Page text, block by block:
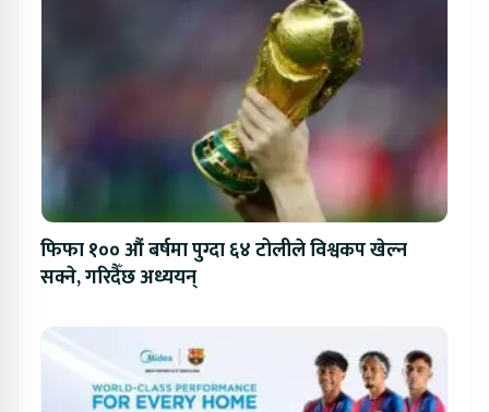
फिफा १०० औं बर्षमा पुग्दा ६४ टोलीले विश्वकप खेल्न
सक्ने, गरिदैँछ अध्ययन्